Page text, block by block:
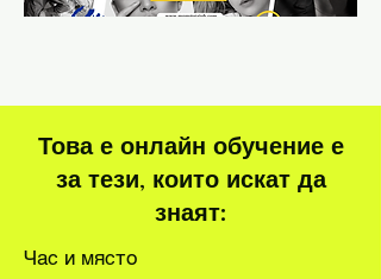
Това е онлайн обучение е
за тези, които искат да
знаят:
Час и място